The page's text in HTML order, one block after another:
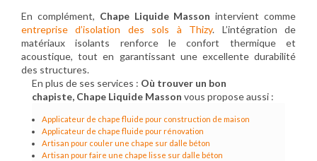
En complément, Chape Liquide Masson intervient comme
entreprise d’isolation des sols à Thizy. L’intégration de
matériaux isolants renforce le confort thermique et
acoustique, tout en garantissant une excellente durabilité
des structures.
En plus de ses services : Où trouver un bon
chapiste, Chape Liquide Masson vous propose aussi :
Applicateur de chape fluide pour construction de maison
Applicateur de chape fluide pour rénovation
Artisan pour couler une chape sur dalle béton
Artisan pour faire une chape lisse sur dalle béton